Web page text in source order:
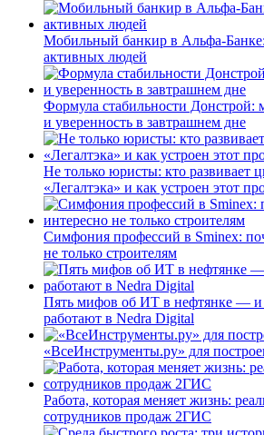
Мобильный банкир в Альфа-
активных людей
Формула стабильности Донстрой:
и уверенность в завтрашнем дне
Не только юристы: кто развивает
«Легалтэка» и как устроен этот
Симфония профессий в Sminex:
не только строителям
Пять мифов об ИТ в нефтянке — и
работают в Nedra Digital
«ВсеИнструменты.ру» для
Работа, которая меняет жизнь:
сотрудников продаж 2ГИС